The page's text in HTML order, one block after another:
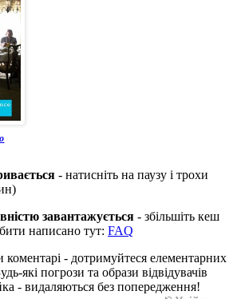
- натисніть на паузу і трохи
завантажується - збільшіть кеш
написано тут: FAQ
- дотримуйтеся елементарних
які погрози та образи відвідувачів
- видаляються без попередження!